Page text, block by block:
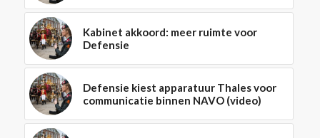
Kabinet akkoord: meer ruimte voor
Defensie
Defensie kiest apparatuur Thales voor
communicatie binnen NAVO (video)